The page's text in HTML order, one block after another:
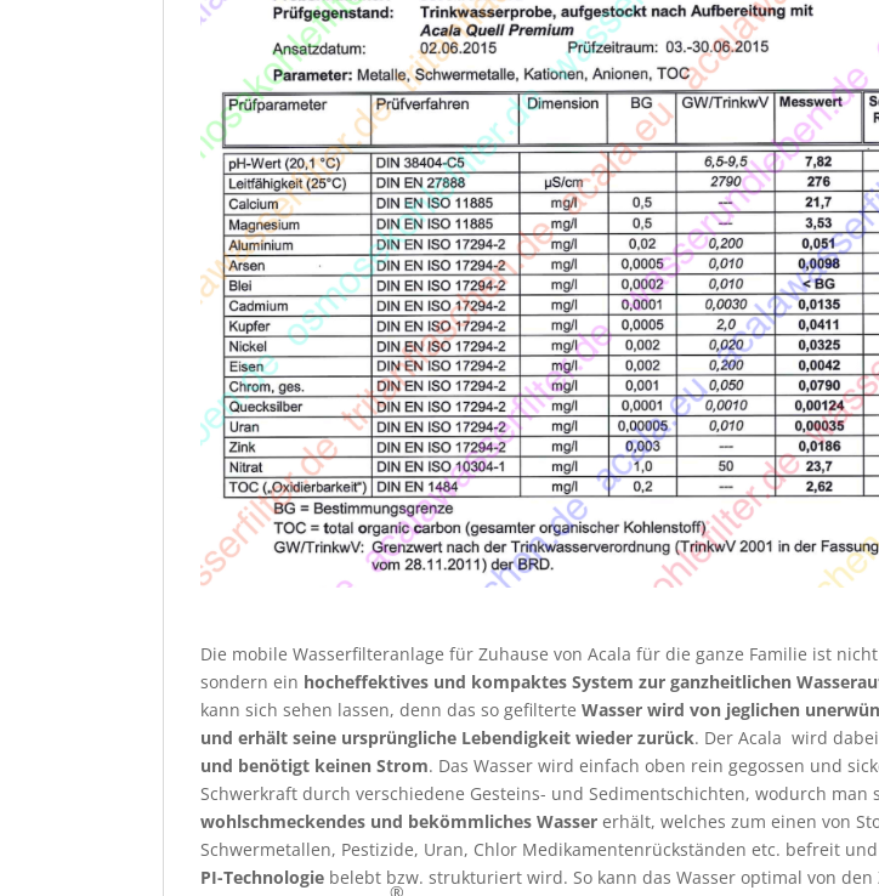
Die mobile Wasserfilteranlage für Zuhause von Acala für die ganze Familie ist
sondern ein hocheffektives und kompaktes System zur ganzheitlichen
kann sich sehen lassen, denn das so gefilterteWasser wird von jeglichen
und erhält seine ursprüngliche Lebendigkeit wieder zurück. Der Acala wird
und benötigt keinen Strom. Das Wasser wird einfach oben rein gegossen und
Schwerkraft durch verschiedene Gesteins- und Sedimentschichten, wodurch man
wohlschmeckendes und bekömmliches Wassererhält, welches zum einen von
Schwermetallen, Pestizide, Uran, Chlor Medikamentenrückständen etc. befreit
PI-Technologie belebt bzw. strukturiert wird. So kann das Wasser optimal von